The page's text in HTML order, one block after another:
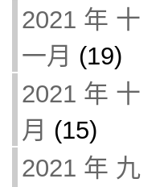
2021 年 十
一月 (19)
2021 年 十
月 (15)
2021 年 九